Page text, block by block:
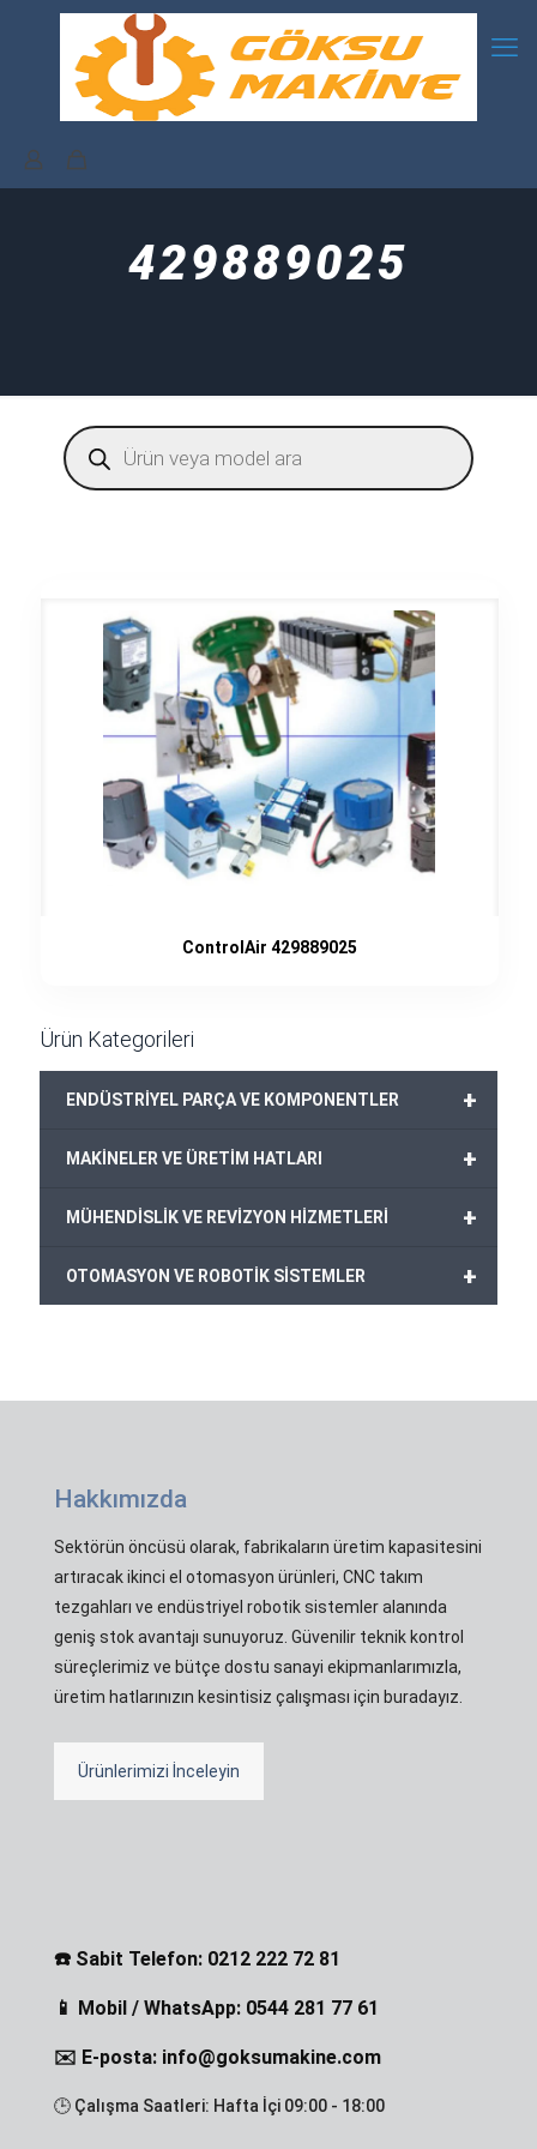
429889025
Products
search
ControlAir 429889025
Ürün Kategorileri
+
ENDÜSTRİYEL PARÇA VE KOMPONENTLER
+
MAKİNELER VE ÜRETİM HATLARI
+
MÜHENDİSLİK VE REVİZYON HİZMETLERİ
+
OTOMASYON VE ROBOTİK SİSTEMLER
Hakkımızda
Sektörün öncüsü olarak, fabrikaların üretim kapasitesini
artıracak ikinci el otomasyon ürünleri, CNC takım
tezgahları ve endüstriyel robotik sistemler alanında
geniş stok avantajı sunuyoruz. Güvenilir teknik kontrol
süreçlerimiz ve bütçe dostu sanayi ekipmanlarımızla,
üretim hatlarınızın kesintisiz çalışması için buradayız.
Ürünlerimizi İnceleyin
☎️ Sabit Telefon: 0212 222 72 81
📱 Mobil / WhatsApp: 0544 281 77 61
✉️ E-posta: info@goksumakine.com
🕒 Çalışma Saatleri: Hafta İçi 09:00 - 18:00